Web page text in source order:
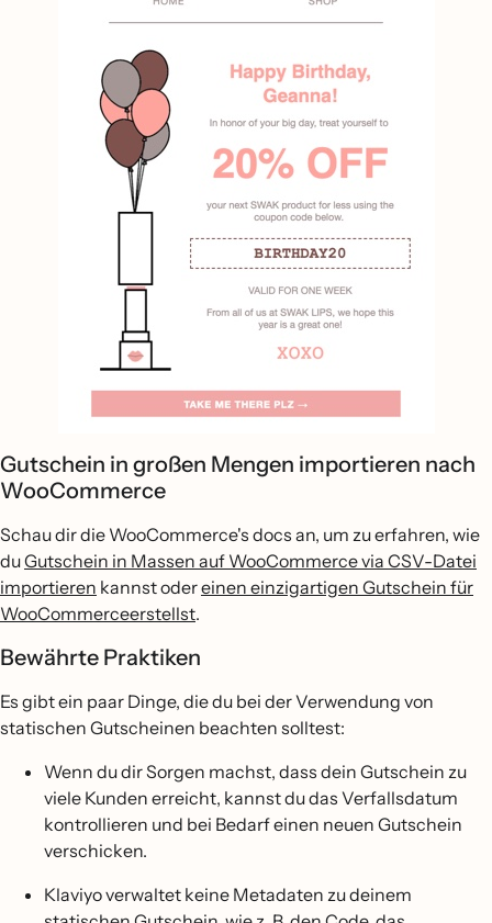
Gutschein in großen Mengen importieren nach
WooCommerce
Schau dir die WooCommerce's docs an, um zu erfahren, wie
duGutschein in Massen auf WooCommerce via CSV-Datei
importieren kannst odereinen einzigartigen Gutschein für
WooCommerceerstellst.
Bewährte Praktiken
Es gibt ein paar Dinge, die du bei der Verwendung von
statischen Gutscheinen beachten solltest:
Wenn du dir Sorgen machst, dass dein Gutschein zu
viele Kunden erreicht, kannst du das Verfallsdatum
kontrollieren und bei Bedarf einen neuen Gutschein
verschicken.
Klaviyo verwaltet keine Metadaten zu deinem